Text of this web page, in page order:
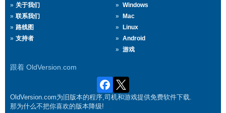
关于我们
联系我们
路线图
支持者
Windows
Mac
Linux
Android
游戏
跟着 OldVersion.com
OldVersion.com为旧版本的程序,司机和游戏提供免费软件下载.
那为什么不把你喜欢的版本降级!